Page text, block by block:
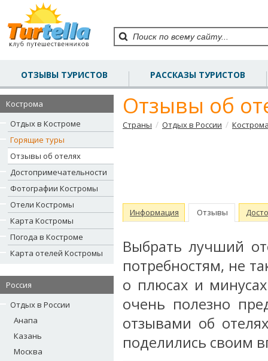
ОТЗЫВЫ ТУРИСТОВ РАССКАЗЫ ТУРИСТОВ
Кострома
Отдых в Костроме
Горящие туры
Отзывы об отелях
Достопримечательности
Фотографии Костромы
Отели Костромы
Карта Костромы
Погода в Костроме
Карта отелей Костромы
Россия
Отдых в России
Анапа
Казань
Москва
Отзывы об
Страны / Отдых в России /
Информация Отзывы
Выбрать лучший
потребностям, не
о плюсах и
очень полезно
отзывами об
поделились своим